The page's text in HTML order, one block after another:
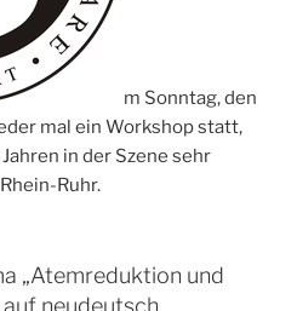
m Sonntag, den
mal ein Workshop statt,
in der Szene sehr
Ruhr.
„Atemreduktion und
neudeutsch